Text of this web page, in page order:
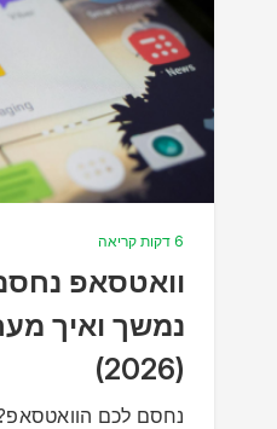
6 דקות קריאה
וואטסאפ
נמשך ואיך
(2026)
נחסם לכם